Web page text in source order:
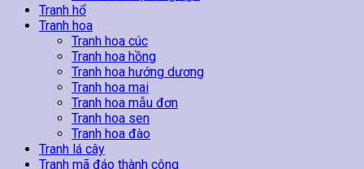
Tranh hổ
Tranh hoa
Tranh hoa cúc
Tranh hoa hồng
Tranh hoa hướng dương
Tranh hoa mai
Tranh hoa mẫu đơn
Tranh hoa sen
Tranh hoa đào
Tranh lá cây
Tranh mã đáo thành công